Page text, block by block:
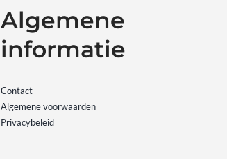
Algemene
informatie
Contact
Algemene voorwaarden
Privacybeleid